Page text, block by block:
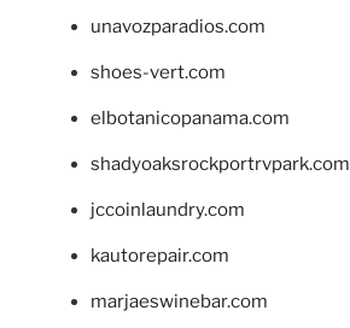
unavozparadios.com
shoes-vert.com
elbotanicopanama.com
shadyoaksrockportrvpark.com
jccoinlaundry.com
kautorepair.com
marjaeswinebar.com